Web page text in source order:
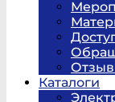
Каталоги